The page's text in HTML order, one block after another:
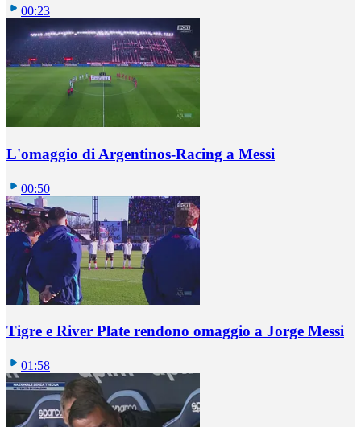
00:23
L'omaggio di Argentinos-Racing a Messi
00:50
Tigre e River Plate rendono omaggio a Jorge Messi
01:58